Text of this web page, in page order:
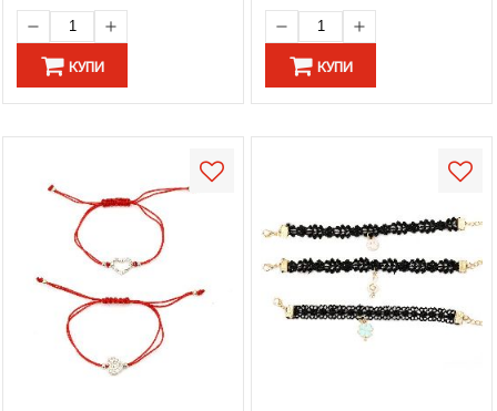
КУПИ КУПИ